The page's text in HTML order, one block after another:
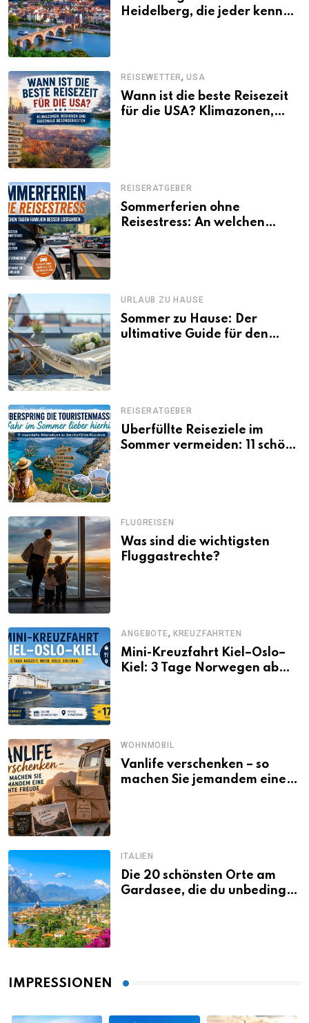
Heidelberg, die jeder kennen
REISEWETTER,USA
Wann ist die beste Reisezeit
für die USA? Klimazonen,
REISERATGEBER
Sommerferien ohne
Reisestress: An welchen
URLAUB ZU HAUSE
Sommer zu Hause: Der
ultimative Guide für den
REISERATGEBER
Überfüllte Reiseziele im
Sommer vermeiden: 11 schöne
FLUGREISEN
Was sind die wichtigsten
Fluggastrechte?
ANGEBOTE, KREUZFAHRTEN
Mini-Kreuzfahrt Kiel–Oslo–
Kiel: 3 Tage Norwegen ab
WOHNMOBIL
Vanlife verschenken – so
machen Sie jemandem eine
ITALIEN
Die 20 schönsten Orte am
Gardasee, die du unbedingt
IMPRESSIONEN